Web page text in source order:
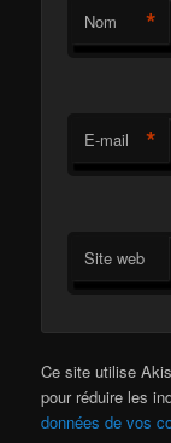
Nom *
E-mail *
Site web
Ce site utilise
pour réduire les
données de vos